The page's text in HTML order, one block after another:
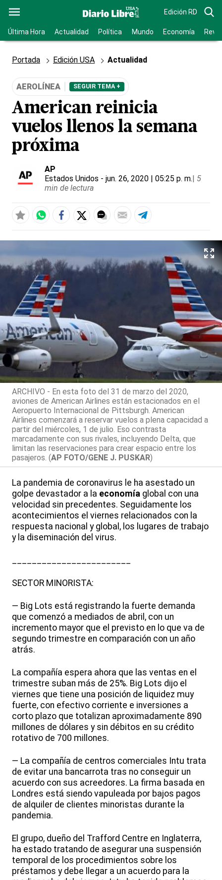
Edición RD
Última Hora Actualidad Política Mundo Economía
Portada Edición USA Actualidad
AEROLÍNEA SEGUIR TEMA +
American reinicia
vuelos llenos la semana
próxima
AP
Estados Unidos - jun. 26, 2020 | 05:25 p. m.| 5
min de lectura
ARCHIVO - En esta foto del 31 de marzo del 2020,
aviones de American Airlines están estacionados en el
Aeropuerto Internacional de Pittsburgh. American
Airlines comenzará a reservar vuelos a plena capacidad a
partir del miércoles, 1 de julio. Eso contrasta
marcadamente con sus rivales, incluyendo Delta, que
limitan las reservaciones para crear espacio entre los
pasajeros. (AP FOTO/GENE J. PUSKAR)
La pandemia de coronavirus le ha asestado un
golpe devastador a la economía global con una
velocidad sin precedentes. Seguidamente los
acontecimientos el viernes relacionados con la
respuesta nacional y global, los lugares de trabajo
y la diseminación del virus.
________________________
SECTOR MINORISTA:
— Big Lots está registrando la fuerte demanda
que comenzó a mediados de abril, con un
incremento mayor que el previsto en lo que va de
segundo trimestre en comparación con un año
atrás.
La compañía espera ahora que las ventas en el
trimestre suban más de 25%. Big Lots dijo el
viernes que tiene una posición de liquidez muy
fuerte, con efectivo corriente e inversiones a
corto plazo que totalizan aproximadamente 890
millones de dólares y sin débitos en su crédito
rotativo de 700 millones.
— La compañía de centros comerciales Intu trata
de evitar una bancarrota tras no conseguir un
acuerdo con sus acreedores. La firma basada en
Londres está siendo vapuleada por bajos pagos
de alquiler de clientes minoristas durante la
pandemia.
El grupo, dueño del Trafford Centre en Inglaterra,
ha estado tratando de asegurar una suspensión
temporal de los procedimientos sobre los
préstamos y debe llegar a un acuerdo para la